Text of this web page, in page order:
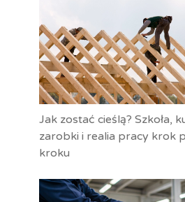
Jak zostać cieślą? Szkoła,
zarobki i realia pracy krok
kroku